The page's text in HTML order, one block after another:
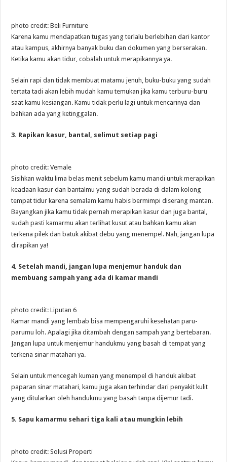
photo credit: Beli Furniture
Karena kamu mendapatkan tugas yang terlalu berlebihan dari kantor
atau kampus, akhirnya banyak buku dan dokumen yang berserakan.
Ketika kamu akan tidur, cobalah untuk merapikannya ya.
Selain rapi dan tidak membuat matamu jenuh, buku-buku yang sudah
tertata tadi akan lebih mudah kamu temukan jika kamu terburu-buru
saat kamu kesiangan. Kamu tidak perlu lagi untuk mencarinya dan
bahkan ada yang ketinggalan.
3. Rapikan kasur, bantal, selimut setiap pagi
photo credit: Vemale
Sisihkan waktu lima belas menit sebelum kamu mandi untuk merapikan
keadaan kasur dan bantalmu yang sudah berada di dalam kolong
tempat tidur karena semalam kamu habis bermimpi diserang mantan.
Bayangkan jika kamu tidak pernah merapikan kasur dan juga bantal,
sudah pasti kamarmu akan terlihat kusut atau bahkan kamu akan
terkena pilek dan batuk akibat debu yang menempel. Nah, jangan lupa
dirapikan ya!
4. Setelah mandi, jangan lupa menjemur handuk dan
membuang sampah yang ada di kamar mandi
photo credit: Liputan 6
Kamar mandi yang lembab bisa mempengaruhi kesehatan paru-
parumu loh. Apalagi jika ditambah dengan sampah yang bertebaran.
Jangan lupa untuk menjemur handukmu yang basah di tempat yang
terkena sinar matahari ya.
Selain untuk mencegah kuman yang menempel di handuk akibat
paparan sinar matahari, kamu juga akan terhindar dari penyakit kulit
yang ditularkan oleh handukmu yang basah tanpa dijemur tadi.
5. Sapu kamarmu sehari tiga kali atau mungkin lebih
photo credit: Solusi Properti